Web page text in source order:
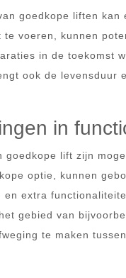
goedkope liften
voeren, kunnen
in de toekomst
ook de levensduur
in
goedkope lift zijn
optie, kunnen
en extra
gebied van
te maken